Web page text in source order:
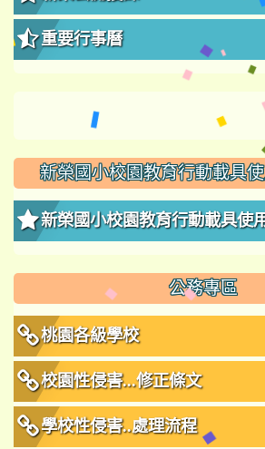
重要行事曆
新榮國小校園教育行動載具
新榮國小校園教育行動載具使
公務專區
桃園各級學校
校園性侵害...修正條文
學校性侵害..處理流程